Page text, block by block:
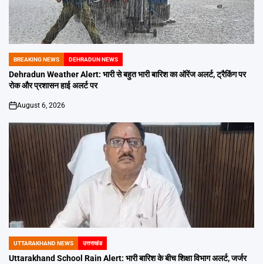
POSTED
IN
BREAKING NEWS DEHRADUN NEWS
Dehradun Weather Alert: भारी से बहुत भारी बारिश का ऑरेंज अलर्ट, ट्रैकिंग पर
रोक और प्रशासन हाई अलर्ट पर
on
August 6, 2026
POSTED
IN
UTTARAKHAND NEWS उत्तराखंड
Uttarakhand School Rain Alert: भारी बारिश के बीच शिक्षा विभाग अलर्ट, जर्जर